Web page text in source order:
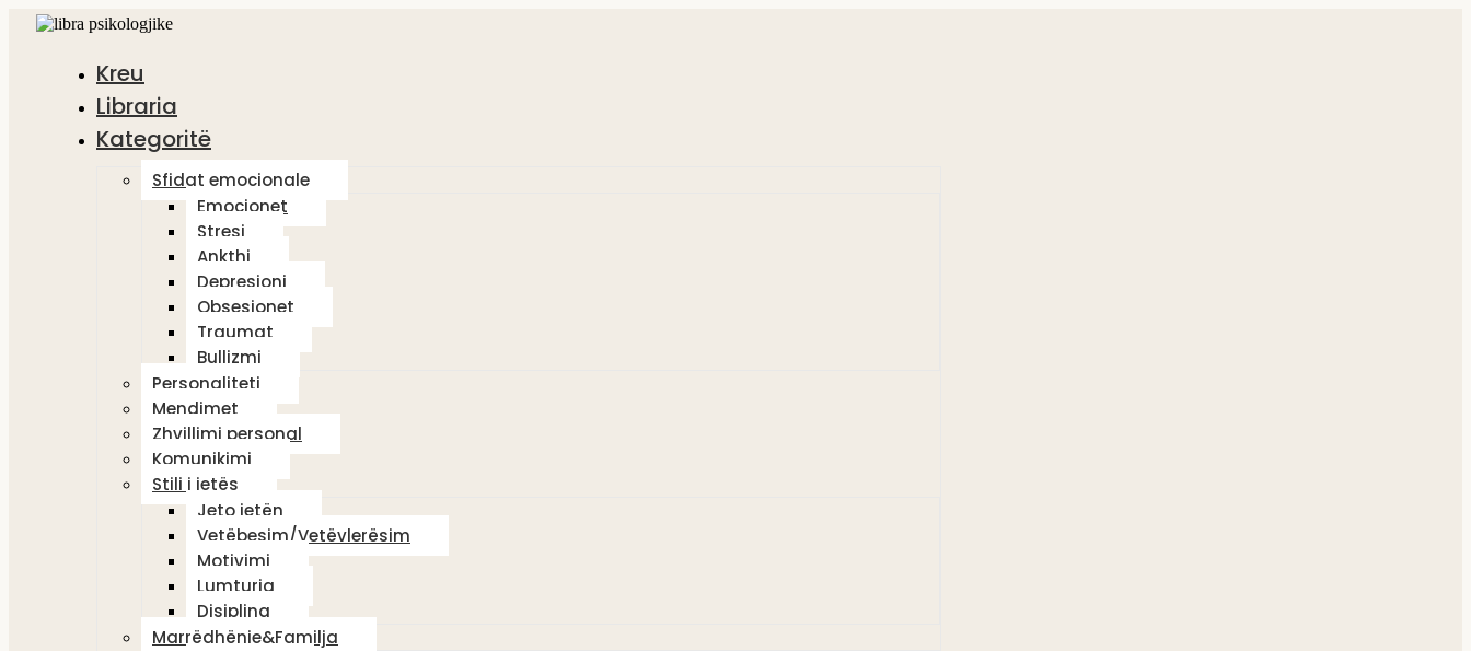
Kreu
Libraria
Kategoritë
Sfidat emocionale
Emocionet
Stresi
Ankthi
Depresioni
Obsesionet
Traumat
Bullizmi
Personaliteti
Mendimet
Zhvillimi personal
Komunikimi
Stili i jetës
Jeto jetën
Vetëbesim/Vetëvlerësim
Motivimi
Lumturia
Disiplina
Marrëdhënie&Familja